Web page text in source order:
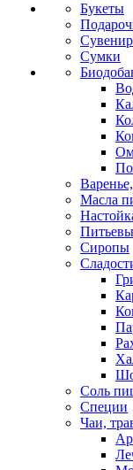
Букеты
Сумки
Масла
Сиропы
Соль
Специи
Чаи,